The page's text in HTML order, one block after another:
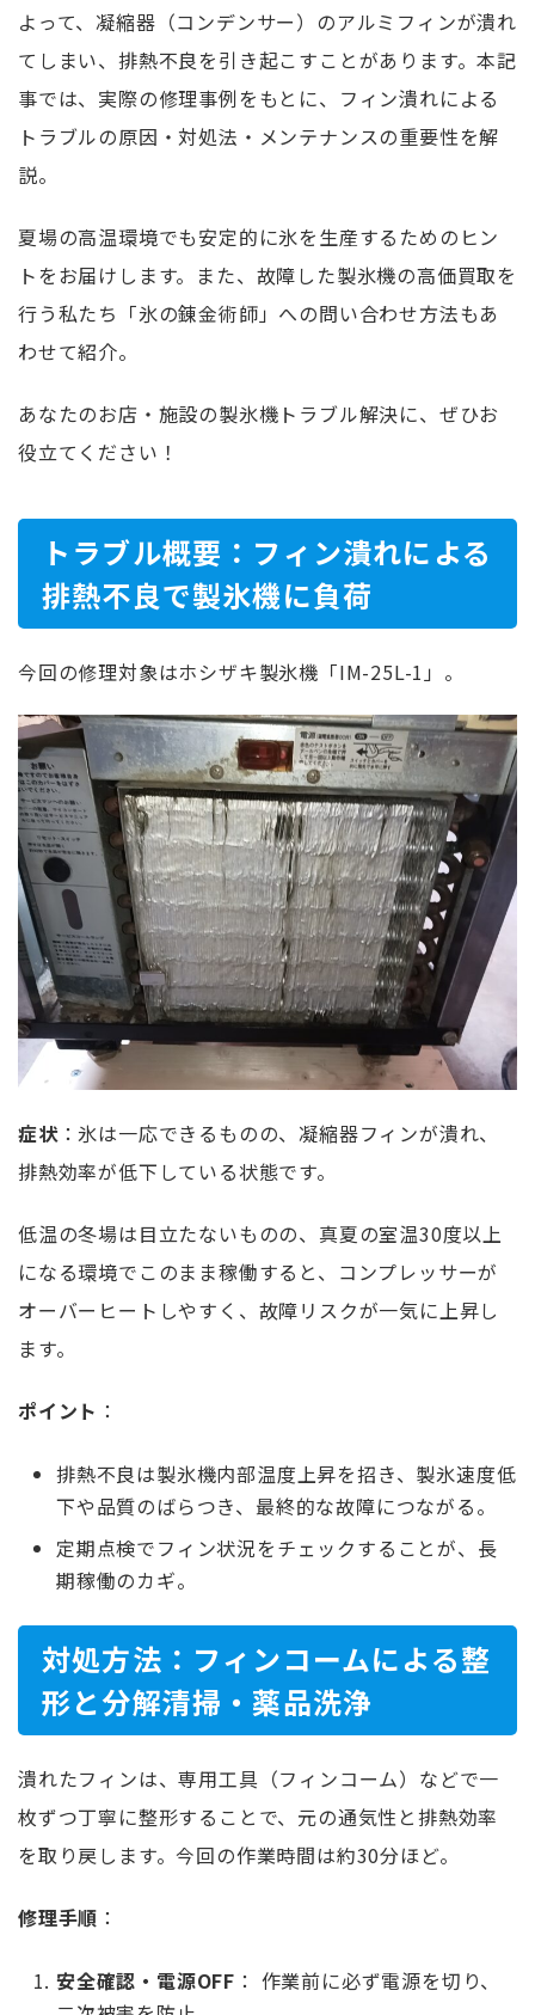
よって、凝縮器（コンデンサー）のアルミフィンが潰れ
てしまい、排熱不良を引き起こすことがあります。本記
事では、実際の修理事例をもとに、フィン潰れによる
トラブルの原因・対処法・メンテナンスの重要性を解
説。
夏場の高温環境でも安定的に氷を生産するためのヒン
トをお届けします。また、故障した製氷機の高価買取を
行う私たち「氷の錬金術師」への問い合わせ方法もあ
わせて紹介。
あなたのお店・施設の製氷機トラブル解決に、ぜひお
役立てください！
トラブル概要：フィン潰れによる
排熱不良で製氷機に負荷
今回の修理対象はホシザキ製氷機「IM-25L-1」。
症状：氷は一応できるものの、凝縮器フィンが潰れ、
排熱効率が低下している状態です。
低温の冬場は目立たないものの、真夏の室温30度以上
になる環境でこのまま稼働すると、コンプレッサーが
オーバーヒートしやすく、故障リスクが一気に上昇し
ます。
ポイント ：
排熱不良は製氷機内部温度上昇を招き、製氷速度低
下や品質のばらつき、最終的な故障につながる。
定期点検でフィン状況をチェックすることが、長
期稼働のカギ。
対処方法：フィンコームによる整
形と分解清掃・薬品洗浄
潰れたフィンは、専用工具（フィンコーム）などで一
枚ずつ丁寧に整形することで、元の通気性と排熱効率
を取り戻します。今回の作業時間は約30分ほど。
修理手順 ：
安全確認・電源OFF ： 作業前に必ず電源を切り、